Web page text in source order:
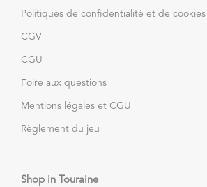
Politiques de confidentialité et de cookies
CGV
CGU
Foire aux questions
Mentions légales et CGU
Règlement du jeu
Shop in Touraine